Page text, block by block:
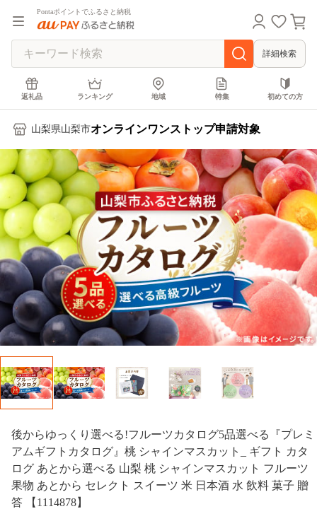
Pontaポイントでふるさと納税
詳細検索
返礼品 ランキング 地域 特集 初めての方
山梨県山梨市オンラインワンストップ申請対象
後からゆっくり選べる!フルーツカタログ5品選べる『プレミ
アムギフトカタログ』桃 シャインマスカット_ ギフト カタ
ログ あとから選べる 山梨 桃 シャインマスカット フルーツ
果物 あとから セレクト スイーツ 米 日本酒 水 飲料 菓子 贈
答 【1114878】